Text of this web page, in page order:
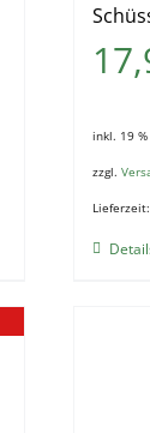
inkl. 19 %
zzgl.